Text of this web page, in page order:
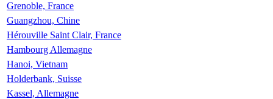
Grenoble, France
Guangzhou, Chine
Hérouville Saint Clair, France
Hambourg Allemagne
Hanoi, Vietnam
Holderbank, Suisse
Kassel, Allemagne